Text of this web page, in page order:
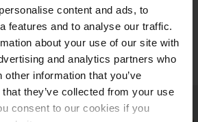
content and ads, to
features and to analyse our traffic.
about your use of our site with
and analytics partners who
information that you’ve
they’ve collected from your use
consent to our cookies if you
підключення для ваших